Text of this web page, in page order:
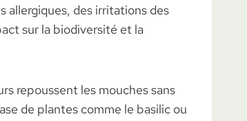
allergiques, des irritations des
sur la biodiversité et la
repoussent les mouches sans
de plantes comme le basilic ou